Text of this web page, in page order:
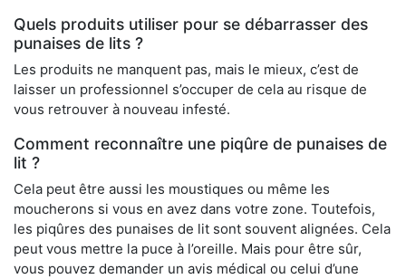
Quels produits utiliser pour se débarrasser des
punaises de lits ?
Les produits ne manquent pas, mais le mieux, c’est de
laisser un professionnel s’occuper de cela au risque de
vous retrouver à nouveau infesté.
Comment reconnaître une piqûre de punaises de
lit ?
Cela peut être aussi les moustiques ou même les
moucherons si vous en avez dans votre zone. Toutefois,
les piqûres des punaises de lit sont souvent alignées. Cela
peut vous mettre la puce à l’oreille. Mais pour être sûr,
vous pouvez demander un avis médical ou celui d’une